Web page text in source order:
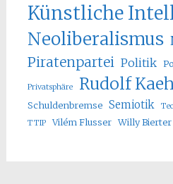
Künstliche
Neoliberalismus
Piratenpartei Politik
Privatsphäre Rudolf
Schuldenbremse Semiotik
TTIP
Vilém Flusser Willy Bierter